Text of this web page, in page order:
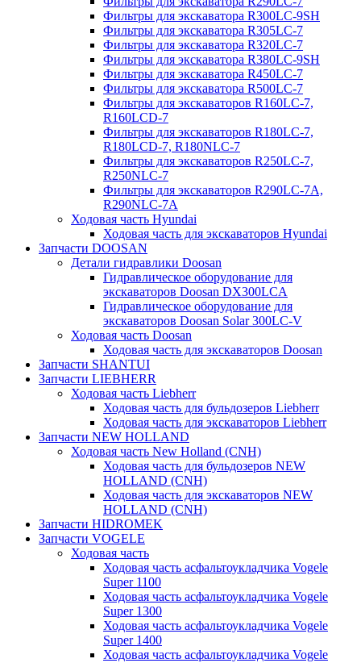
Фильтры для экскаватора R300LC-9SH
Фильтры для экскаватора R305LC-7
Фильтры для экскаватора R320LC-7
Фильтры для экскаватора R380LC-9SH
Фильтры для экскаватора R450LC-7
Фильтры для экскаватора R500LC-7
Фильтры для экскаваторов R160LC-7,
R160LCD-7
Фильтры для экскаваторов R180LC-7,
R180LCD-7, R180NLC-7
Фильтры для экскаваторов R250LC-7,
R250NLC-7
Фильтры для экскаваторов R290LC-7A,
R290NLC-7A
Ходовая часть Hyundai
Ходовая часть для экскаваторов Hyundai
Запчасти DOOSAN
Детали гидравлики Doosan
Гидравлическое оборудование для
экскаваторов Doosan DX300LCA
Гидравлическое оборудование для
экскаваторов Doosan Solar 300LC-V
Ходовая часть Doosan
Ходовая часть для экскаваторов Doosan
Запчасти SHANTUI
Запчасти LIEBHERR
Ходовая часть Liebherr
Ходовая часть для бульдозеров Liebherr
Ходовая часть для экскаваторов Liebherr
Запчасти NEW HOLLAND
Ходовая часть New Holland (CNH)
Ходовая часть для бульдозеров NEW
HOLLAND (CNH)
Ходовая часть для экскаваторов NEW
HOLLAND (CNH)
Запчасти HIDROMEK
Запчасти VOGELE
Ходовая часть
Ходовая часть асфальтоукладчика Vogele
Super 1100
Ходовая часть асфальтоукладчика Vogele
Super 1300
Ходовая часть асфальтоукладчика Vogele
Super 1400
Ходовая часть асфальтоукладчика Vogele